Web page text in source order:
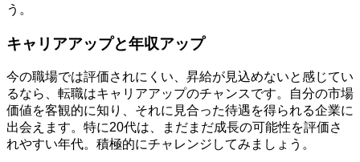
う。
キャリアアップと年収アップ
今の職場では評価されにくい、昇給が見込めないと感じてい
るなら、転職はキャリアアップのチャンスです。自分の市場
価値を客観的に知り、それに見合った待遇を得られる企業に
出会えます。特に20代は、まだまだ成長の可能性を評価さ
れやすい年代。積極的にチャレンジしてみましょう。